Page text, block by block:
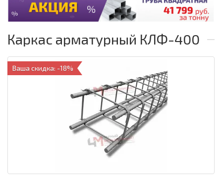
Каркас арматурный КЛФ-400
Ваша скидка: -18%